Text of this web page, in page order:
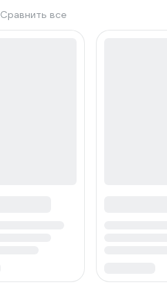
Сравнить все